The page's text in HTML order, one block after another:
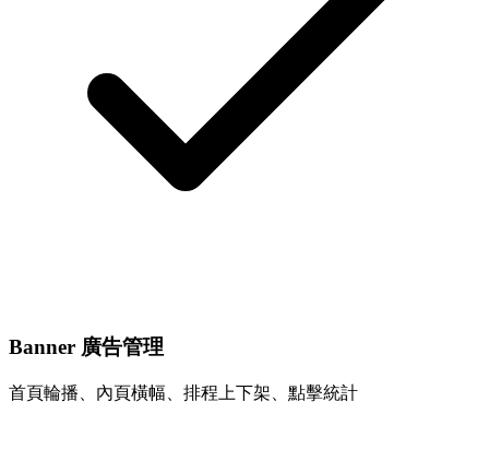
Banner 廣告管理
首頁輪播、內頁橫幅、排程上下架、點擊統計